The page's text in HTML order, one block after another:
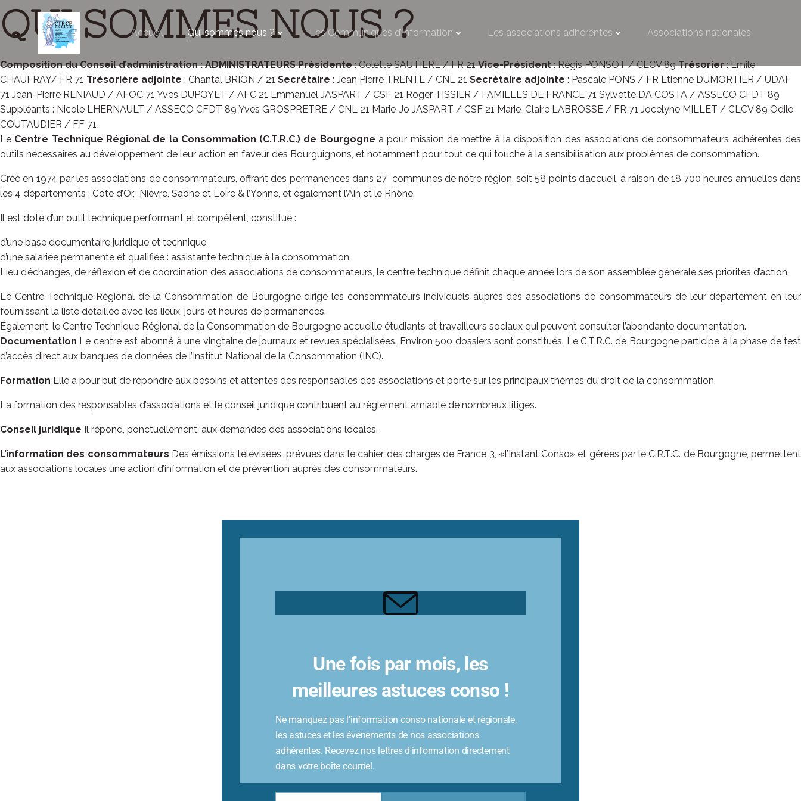
Aller
au
contenu
Accueil Qui sommes nous ? Les Communiqués d’Information Les associations adhérentes Associations nationales
QUI SOMMES NOUS ?
Composition du Conseil d’administration : ADMINISTRATEURS Présidente: Colette SAUTIERE / FR 21Vice-Président: Régis PONSOT / CLCV 89Trésorier: Emile
CHAUFRAY/ FR 71 Trésorière adjointe : Chantal BRION / 21 Secrétaire : Jean Pierre TRENTE / CNL 21 Secrétaire adjointe : Pascale PONS / FR Etienne DUMORTIER / UDAF
71 Jean-Pierre RENIAUD / AFOC 71 Yves DUPOYET / AFC 21 Emmanuel JASPART / CSF 21 Roger TISSIER / FAMILLES DE FRANCE 71 Sylvette DA COSTA / ASSECO CFDT 89
Suppléants : Nicole LHERNAULT / ASSECO CFDT 89 Yves GROSPRETRE / CNL 21 Marie-Jo JASPART / CSF 21 Marie-Claire LABROSSE / FR 71 Jocelyne MILLET / CLCV 89 Odile
COUTAUDIER / FF 71
Le Centre Technique Régional de la Consommation (C.T.R.C.) de Bourgogne a pour mission de mettre à la disposition des associations de consommateurs adhérentes des
outils nécessaires au développement de leur action en faveur des Bourguignons, et notamment pour tout ce qui touche à la sensibilisation aux problèmes de consommation.
Créé en 1974 par les associations de consommateurs, offrant des permanences dans 27 communes de notre région, soit 58 points d’accueil, à raison de 18 700 heures annuelles dans
les 4 départements : Côte d’Or, Nièvre, Saône et Loire & l’Yonne, et également l’Ain et le Rhône.
Il est doté d’un outil technique performant et compétent, constitué :
d’une base documentaire juridique et technique
d’une salariée permanente et qualifiée : assistante technique à la consommation.
Lieu d’échanges, de réflexion et de coordination des associations de consommateurs, le centre technique définit chaque année lors de son assemblée générale ses priorités d’action.
Le Centre Technique Régional de la Consommation de Bourgogne dirige les consommateurs individuels auprès des associations de consommateurs de leur département en leur
fournissant la liste détaillée avec les lieux, jours et heures de permanences.
Également, le Centre Technique Régional de la Consommation de Bourgogne accueille étudiants et travailleurs sociaux qui peuvent consulter l’abondante documentation.
Documentation Le centre est abonné à une vingtaine de journaux et revues spécialisées. Environ 500 dossiers sont constitués. Le C.T.R.C. de Bourgogne participe à la phase de test
d’accès direct aux banques de données de l’Institut National de la Consommation (INC).
Formation Elle a pour but de répondre aux besoins et attentes des responsables des associations et porte sur les principaux thèmes du droit de la consommation.
La formation des responsables d’associations et le conseil juridique contribuent au règlement amiable de nombreux litiges.
Conseil juridique Il répond, ponctuellement, aux demandes des associations locales.
L’information des consommateurs Des émissions télévisées, prévues dans le cahier des charges de France 3, «l’Instant Conso» et gérées par le C.R.T.C. de Bourgogne, permettent
aux associations locales une action d’information et de prévention auprès des consommateurs.
Une fois par mois, les
meilleures astuces conso !
Ne manquez pas l'information conso nationale et régionale,
les astuces et les événements de nos associations
adhérentes. Recevez nos lettres d'information directement
dans votre boîte courriel.